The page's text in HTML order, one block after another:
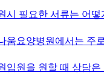
시 필요한 서류는 어떻
움요양병원에서는 주
입원을 원할 때 상담은